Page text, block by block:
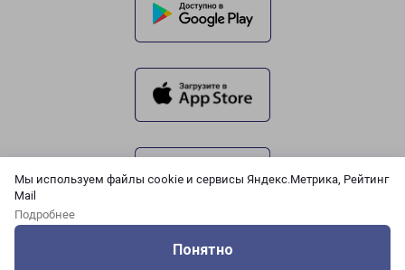
Мы используем файлы cookie и сервисы Яндекс.Метрика, Рейтинг
Mail
Подробнее
Понятно